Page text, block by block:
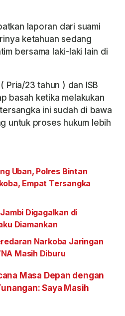
laporan dari suami
ketahuan sedang
bersama laki-laki lain di
Pria/23 tahun ) dan ISB
basah ketika melakukan
ini sudah di bawa
untuk proses hukum lebih
Uban, Polres Bintan
Empat Tersangka
Digagalkan di
Diamankan
Narkoba Jaringan
Masih Diburu
Masa Depan dengan
Saya Masih